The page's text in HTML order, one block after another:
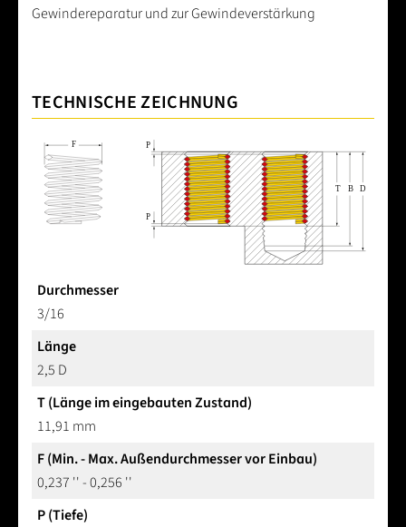
Gewindereparatur und zur Gewindeverstärkung
TECHNISCHE ZEICHNUNG
Durchmesser
3/16
Länge
2,5 D
T (Länge im eingebauten Zustand)
11,91 mm
F (Min. - Max. Außendurchmesser vor Einbau)
0,237 '' - 0,256 ''
P (Tiefe)